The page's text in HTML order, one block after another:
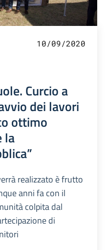
10/09/2020
Curcio a
dei lavori
ottimo
la
realizzato è frutto
anni fa con il
colpita dal
di